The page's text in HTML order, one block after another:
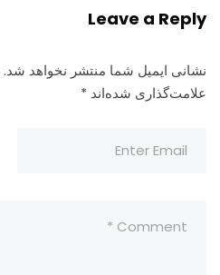
Leave a Reply
نشانی ایمیل شما منتشر نخواهد شد.
علامت‌گذاری شده‌اند *